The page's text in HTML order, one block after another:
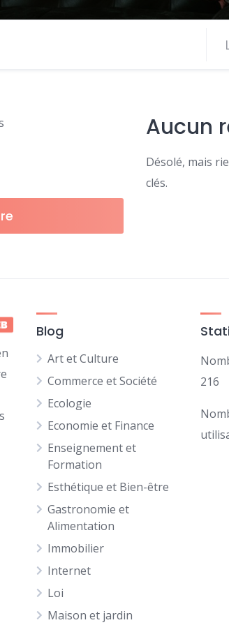
Aucun
Désolé, mais
clés.
Blog
Art et Culture
Commerce et Société
Ecologie
Economie et Finance
Enseignement et
Formation
Esthétique et Bien-être
Gastronomie et
Alimentation
Immobilier
Internet
Loi
Maison et jardin
216